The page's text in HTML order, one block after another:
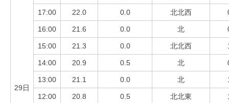
29日
17:00 22.0 0.0 北北西
16:00 21.6 0.0 北
15:00 21.3 0.0 北北西
14:00 20.9 0.5 北
13:00 21.1 0.0 北
12:00 20.8 0.5 北北東